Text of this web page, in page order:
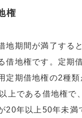
権
地期間が満了する
借地権です。定期
定期借地権の2種
上である借地権で
20年以上50年未満